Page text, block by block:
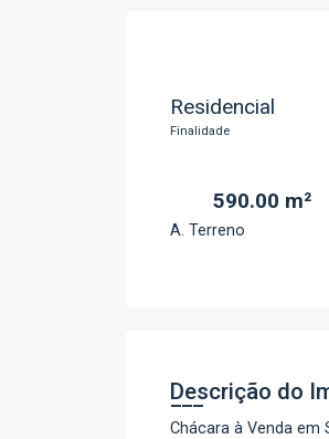
Residencial
Finalidade
590.00 m²
A. Terreno
Descrição do
Chácara à Venda em